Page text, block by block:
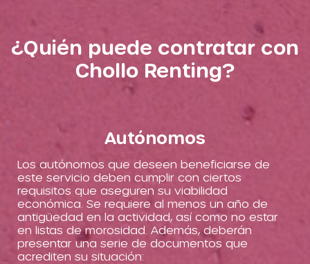
¿Quién puede contratar con
Chollo Renting?
Autónomos
Los autónomos que deseen beneficiarse de
este servicio deben cumplir con ciertos
requisitos que aseguren su viabilidad
económica. Se requiere al menos un año de
antigüedad en la actividad, así como no estar
en listas de morosidad. Además, deberán
presentar una serie de documentos que
acrediten su situación: